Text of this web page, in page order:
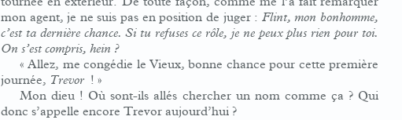
mon agent, je ne suis pas en position de juger : Flint, mon bonhomme,
c’est ta dernière chance. Si tu refuses ce rôle, je ne peux plus rien pour toi.
On s’est compris, hein ?
« Allez, me congédie le Vieux, bonne chance pour cette première
journée, Trevor ! »
Mon dieu ! Où sont-ils allés chercher un nom comme ça ? Qui
donc s’appelle encore Trevor aujourd’hui ?